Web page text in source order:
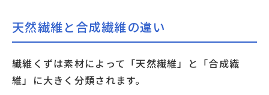
天然繊維と合成繊維の違い
繊維くずは素材によって「天然繊維」と「合成繊
維」に大きく分類されます。